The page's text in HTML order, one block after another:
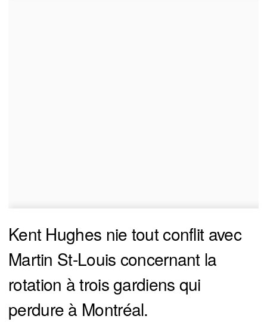
Kent Hughes nie tout conflit avec
Martin St-Louis concernant la
rotation à trois gardiens qui
perdure à Montréal.